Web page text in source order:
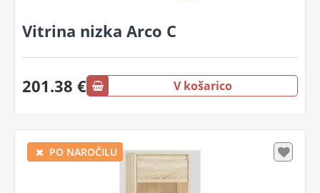
Vitrina nizka Arco C
201.38 € V košarico
PO NAROČILU